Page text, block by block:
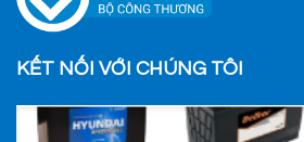
KẾT NỐI VỚI CHÚNG TÔI